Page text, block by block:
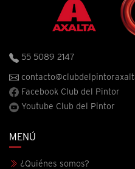
55 5089 2147
Facebook Club del Pintor
Youtube Club del Pintor
MENÚ
¿Quiénes somos?